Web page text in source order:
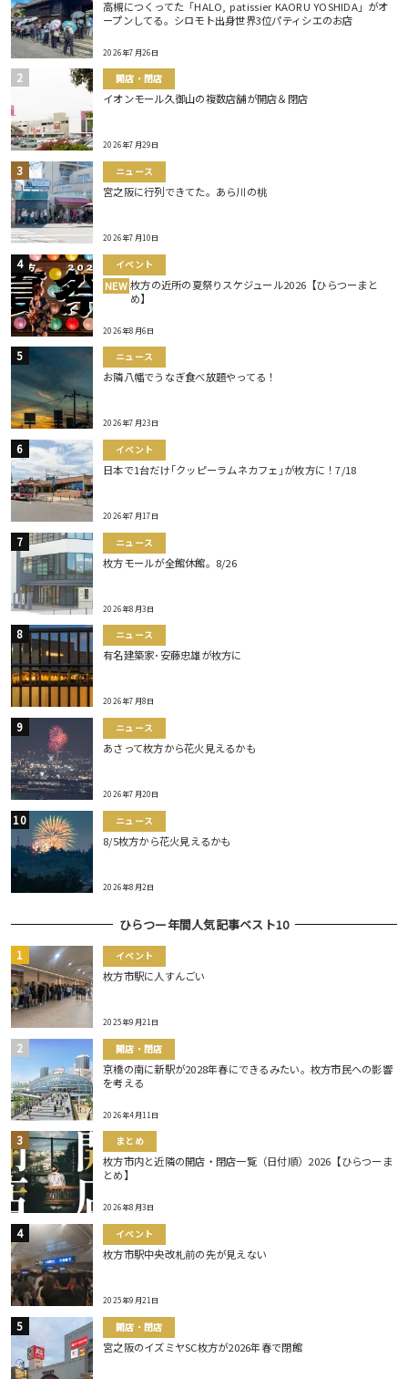
高槻につくってた「HALO, patissier KAORU YOSHIDA」がオ
ープンしてる。シロモト出身世界3位パティシエのお店
2026年7月26日
開店・閉店
イオンモール久御山の複数店舗が開店＆閉店
2026年7月29日
ニュース
宮之阪に行列できてた。あら川の桃
2026年7月10日
イベント
NEW 枚方の近所の夏祭りスケジュール2026【ひらつーまと
め】
2026年8月6日
ニュース
お隣八幡でうなぎ食べ放題やってる！
2026年7月23日
イベント
日本で1台だけ｢クッピーラムネカフェ｣が枚方に！7/18
2026年7月17日
ニュース
枚方モールが全館休館。8/26
2026年8月3日
ニュース
有名建築家･安藤忠雄が枚方に
2026年7月8日
ニュース
あさって枚方から花火見えるかも
2026年7月20日
ニュース
8/5枚方から花火見えるかも
2026年8月2日
ひらつー年間人気記事ベスト10
イベント
枚方市駅に人すんごい
2025年9月21日
開店・閉店
京橋の南に新駅が2028年春にできるみたい。枚方市民への影響
を考える
2026年4月11日
まとめ
枚方市内と近隣の開店・閉店一覧（日付順）2026【ひらつーま
とめ】
2026年8月3日
イベント
枚方市駅中央改札前の先が見えない
2025年9月21日
開店・閉店
宮之阪のイズミヤSC枚方が2026年春で閉館